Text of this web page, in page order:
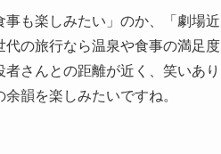
も楽しみたい」のか、「劇場近
の旅行なら温泉や食事の満足度
さんとの距離が近く、笑いあり
韻を楽しみたいですね。